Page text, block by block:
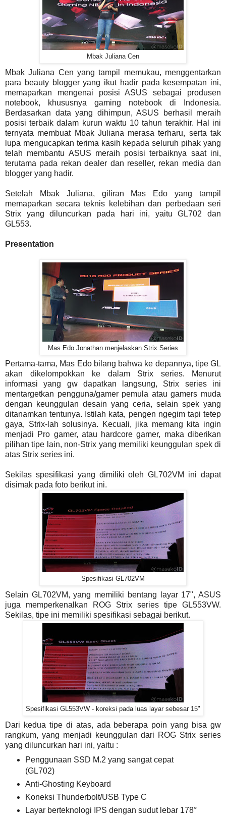
Mbak Juliana Cen
Mbak Juliana Cen yang tampil memukau, menggentarkan
para beauty blogger yang ikut hadir pada kesempatan ini,
memaparkan mengenai posisi ASUS sebagai produsen
notebook, khususnya gaming notebook di Indonesia.
Berdasarkan data yang dihimpun, ASUS berhasil meraih
posisi terbaik dalam kurun waktu 10 tahun terakhir. Hal ini
ternyata membuat Mbak Juliana merasa terharu, serta tak
lupa mengucapkan terima kasih kepada seluruh pihak yang
telah membantu ASUS meraih posisi terbaiknya saat ini,
terutama pada rekan dealer dan reseller, rekan media dan
blogger yang hadir.
Setelah Mbak Juliana, giliran Mas Edo yang tampil
memaparkan secara teknis kelebihan dan perbedaan seri
Strix yang diluncurkan pada hari ini, yaitu GL702 dan
GL553.
Presentation
Mas Edo Jonathan menjelaskan Strix Series
Pertama-tama, Mas Edo bilang bahwa ke depannya, tipe GL
akan dikelompokkan ke dalam Strix series. Menurut
informasi yang gw dapatkan langsung, Strix series ini
mentargetkan pengguna/gamer pemula atau gamers muda
dengan keunggulan desain yang ceria, selain spek yang
ditanamkan tentunya. Istilah kata, pengen ngegim tapi tetep
gaya, Strix-lah solusinya. Kecuali, jika memang kita ingin
menjadi Pro gamer, atau hardcore gamer, maka diberikan
pilihan tipe lain, non-Strix yang memiliki keunggulan spek di
atas Strix series ini.
Sekilas spesifikasi yang dimiliki oleh GL702VM ini dapat
disimak pada foto berikut ini.
Spesifikasi GL702VM
Selain GL702VM, yang memiliki bentang layar 17", ASUS
juga memperkenalkan ROG Strix series tipe GL553VW.
Sekilas, tipe ini memiliki spesifikasi sebagai berikut.
Spesifikasi GL553VW - koreksi pada luas layar sebesar 15"
Dari kedua tipe di atas, ada beberapa poin yang bisa gw
rangkum, yang menjadi keunggulan dari ROG Strix series
yang diluncurkan hari ini, yaitu :
Penggunaan SSD M.2 yang sangat cepat
(GL702)
Anti-Ghosting Keyboard
Koneksi Thunderbolt/USB Type C
Layar berteknologi IPS dengan sudut lebar 178°